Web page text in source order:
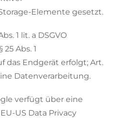
Elemente gesetzt.
1 lit. a DSGVO
Abs. 1
das Endgerät erfolgt; Art.
Datenverarbeitung.
verfügt über eine
US Data Privacy